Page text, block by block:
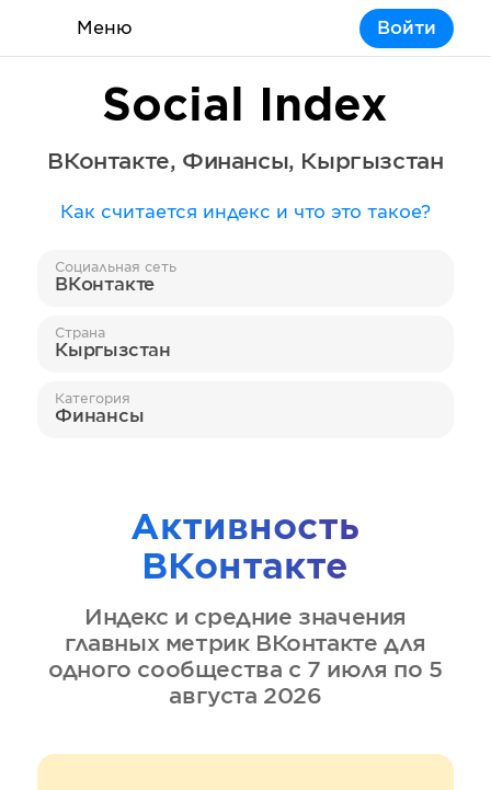
Меню Войти
Social Index
ВКонтакте, Финансы, Кыргызстан
Как считается индекс и что это такое?
Социальная сеть
ВКонтакте
Страна
Кыргызстан
Категория
Финансы
Активность
ВКонтакте
Индекс и средние значения
главных метрик ВКонтакте для
одного сообщества с 7 июля по 5
августа 2026